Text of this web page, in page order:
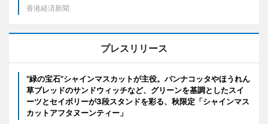
香港経済新聞
プレスリリース
“緑の宝石”シャインマスカットが主役。パンナコッタやほうれん
草ブレッドのサンドウィッチなど、グリーンを基調としたスイ
ーツとセイボリーが3段スタンドを彩る、秋限定「シャインマス
カットアフタヌーンティー」